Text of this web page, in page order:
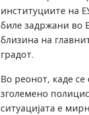
институциите на
биле задржани во
близина на
градот.
Во реонот, каде се
зголемено
ситуацијата е